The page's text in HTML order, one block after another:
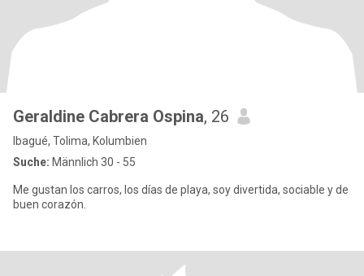
Geraldine Cabrera Ospina, 26
Ibagué, Tolima, Kolumbien
Suche: Männlich 30 - 55
Me gustan los carros, los días de playa, soy divertida, sociable y de
buen corazón.